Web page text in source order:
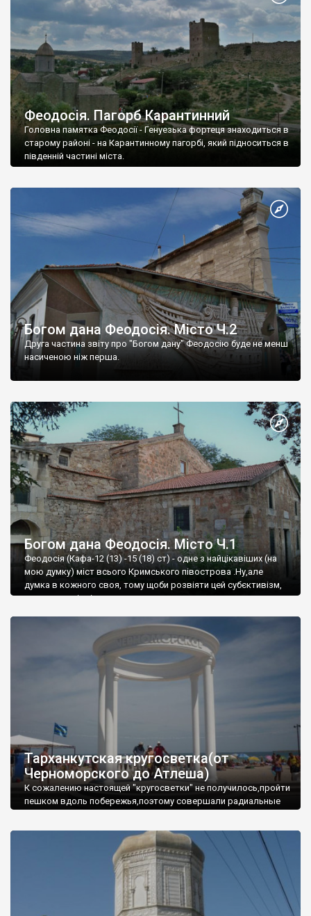
Феодосія. Пагорб Карантинний
Головна памятка Феодосії - Генуезька фортеця знаходиться в
старому районі - на Карантинному пагорбі, який підноситься в
південній частині міста.
Богом дана Феодосія. Місто Ч.2
Друга частина звіту про "Богом дану" Феодосію буде не менш
насиченою ніж перша.
Богом дана Феодосія. Місто Ч.1
Феодосія (Кафа-12 (13) -15 (18) ст) - одне з найцікавіших (на
мою думку) міст всього Кримського півострова .Ну,але
думка в кожного своя, тому щоби розвіяти цей субєктивізм,
запрошую відвідати це
Тарханкутская кругосветка(от
Черноморского до Атлеша)
К сожалению настоящей "кругосветки" не получилось,пройти
пешком вдоль побережья,поэтому совершали радиальные